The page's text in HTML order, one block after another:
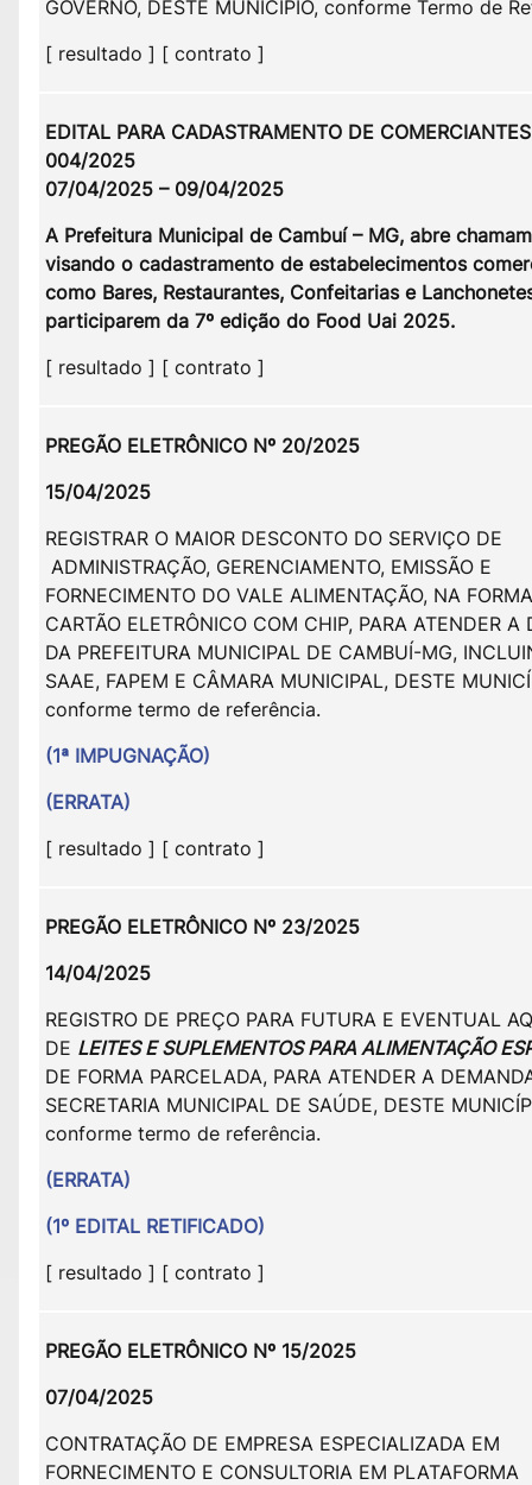
GOVERNO, DESTE MUNICÍPIO, conforme Termo de
[ resultado ] [ contrato ]
EDITAL PARA CADASTRAMENTO DE
004/2025
07/04/2025 – 09/04/2025
A Prefeitura Municipal de Cambuí – MG, abre
visando o cadastramento de estabelecimentos
como Bares, Restaurantes, Confeitarias e
participarem da 7º edição do Food Uai 2025.
[ resultado ] [ contrato ]
PREGÃO ELETRÔNICO Nº 20/2025
15/04/2025
REGISTRAR O MAIOR DESCONTO DO SERVIÇO DE
ADMINISTRAÇÃO, GERENCIAMENTO, EMISSÃO E
FORNECIMENTO DO VALE ALIMENTAÇÃO, NA
CARTÃO ELETRÔNICO COM CHIP, PARA ATENDER A
DA PREFEITURA MUNICIPAL DE CAMBUÍ-MG,
SAAE, FAPEM E CÂMARA MUNICIPAL, DESTE
conforme termo de referência.
(1ª IMPUGNAÇÃO)
(ERRATA)
[ resultado ] [ contrato ]
PREGÃO ELETRÔNICO Nº 23/2025
14/04/2025
REGISTRO DE PREÇO PARA FUTURA E EVENTUAL
DE LEITES E SUPLEMENTOS PARA ALIMENTAÇÃO
DE FORMA PARCELADA, PARA ATENDER A
SECRETARIA MUNICIPAL DE SAÚDE, DESTE
conforme termo de referência.
(ERRATA)
(1º EDITAL RETIFICADO)
[ resultado ] [ contrato ]
PREGÃO ELETRÔNICO Nº 15/2025
07/04/2025
CONTRATAÇÃO DE EMPRESA ESPECIALIZADA EM
FORNECIMENTO E CONSULTORIA EM PLATAFORMA